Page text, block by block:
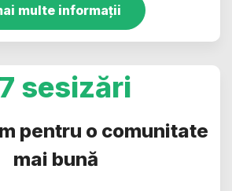
multe informații
sesizări
pentru o comunitate
mai bună